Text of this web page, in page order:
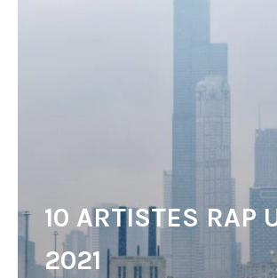
10 ARTISTES RAP
2021